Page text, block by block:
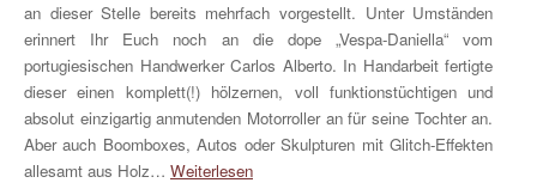
an dieser Stelle bereits mehrfach vorgestellt. Unter Umständen
erinnert Ihr Euch noch an die dope „Vespa-Daniella“ vom
portugiesischen Handwerker Carlos Alberto. In Handarbeit fertigte
dieser einen komplett(!) hölzernen, voll funktionstüchtigen und
absolut einzigartig anmutenden Motorroller an für seine Tochter an.
Aber auch Boomboxes, Autos oder Skulpturen mit Glitch-Effekten
allesamt aus Holz… Weiterlesen